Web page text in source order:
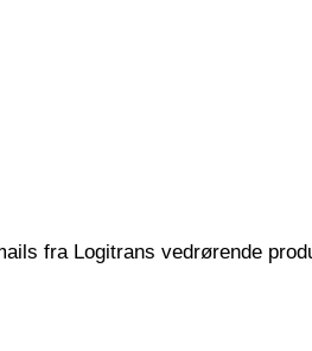
fra Logitrans vedrørende